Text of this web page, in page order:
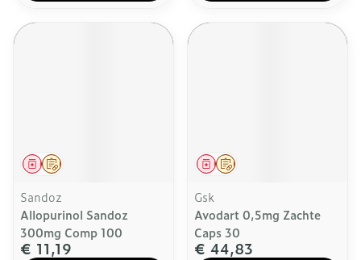
Op voorschrift
Geneesmiddel
Sandoz
Allopurinol Sandoz
300mg Comp 100
€ 11,19
Op voorschrift
Geneesmiddel
Gsk
Avodart 0,5mg Zachte
Caps 30
€ 44,83